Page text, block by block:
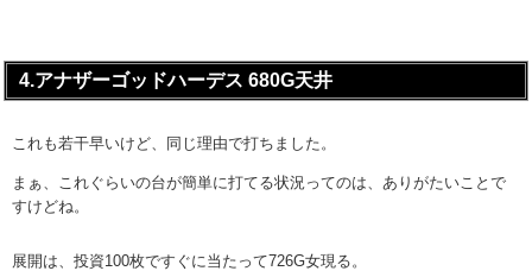
4.アナザーゴッドハーデス 680G天井
これも若干早いけど、同じ理由で打ちました。
まぁ、これぐらいの台が簡単に打てる状況ってのは、ありがたいことで
すけどね。
展開は、投資100枚ですぐに当たって726G女現る。